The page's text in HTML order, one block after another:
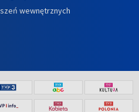
wewnętrznych